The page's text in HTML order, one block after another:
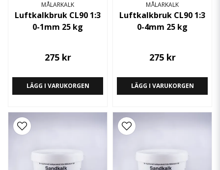
MÅLARKALK
Luftkalkbruk CL90 1:3
0-1mm 25 kg
275 kr
LÄGG I VARUKORGEN
MÅLARKALK
Luftkalkbruk CL90 1:3
0-4mm 25 kg
275 kr
LÄGG I VARUKORGEN